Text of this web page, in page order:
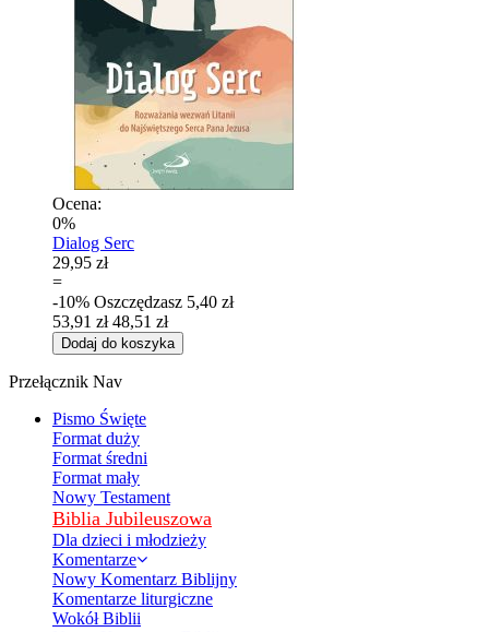
Ocena:
0%
Dialog Serc
29,95 zł
=
-10% Oszczędzasz 5,40 zł
53,91 zł 48,51 zł
Dodaj do koszyka
Przełącznik Nav
Pismo Święte
Format duży
Format średni
Format mały
Nowy Testament
Biblia Jubileuszowa
Dla dzieci i młodzieży
Komentarze
Nowy Komentarz Biblijny
Komentarze liturgiczne
Wokół Biblii